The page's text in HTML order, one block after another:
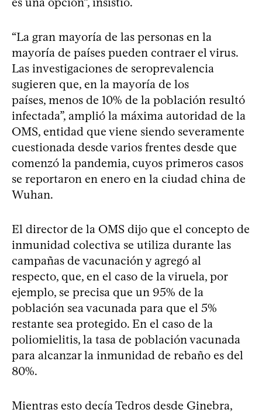
“La gran mayoría de las personas en la
mayoría de países pueden contraer el virus.
Las investigaciones de seroprevalencia
sugieren que, en la mayoría de los
países, menos de 10% de la población resultó
infectada”, amplió la máxima autoridad de la
OMS, entidad que viene siendo severamente
cuestionada desde varios frentes desde que
comenzó la pandemia, cuyos primeros casos
se reportaron en enero en la ciudad china de
Wuhan.
El director de la OMS dijo que el concepto de
inmunidad colectiva se utiliza durante las
campañas de vacunación y agregó al
respecto, que, en el caso de la viruela, por
ejemplo, se precisa que un 95% de la
población sea vacunada para que el 5%
restante sea protegido. En el caso de la
poliomielitis, la tasa de población vacunada
para alcanzar la inmunidad de rebaño es del
80%.
Mientras esto decía Tedros desde Ginebra,